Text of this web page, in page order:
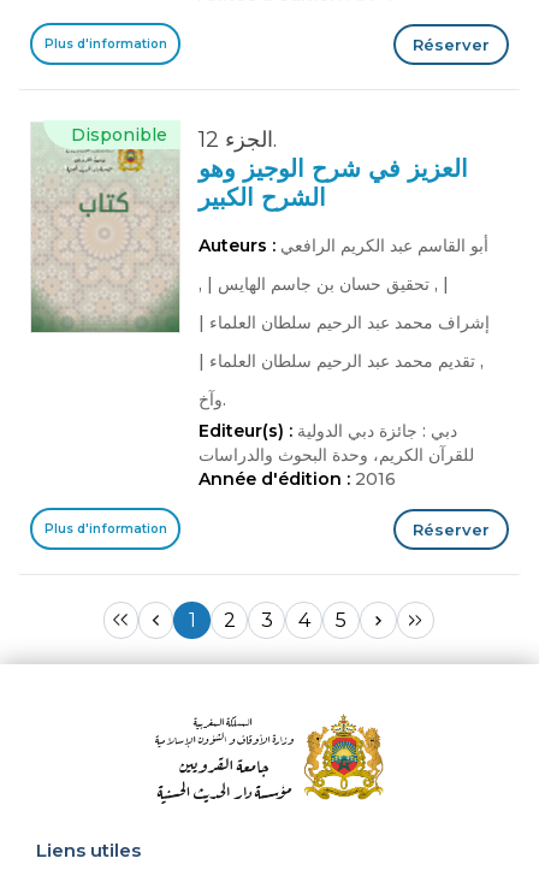
Plus d'information Réserver
Disponible الجزء 12.
العزيز في شرح الوجيز وهو
الشرح الكبير
Auteurs : أبو القاسم عبد الكريم الرافعي
| , تحقيق حسان بن جاسم الهايس |
,
إشراف محمد عبد الرحيم سلطان العلماء |
, تقديم محمد عبد الرحيم سلطان العلماء |
وآخ.
Editeur(s) : دبي : جائزة دبي الدولية
للقرآن الكريم، وحدة البحوث والدراسات
Année d'édition : 2016
Plus d'information Réserver
1 2 3 4 5
Liens utiles